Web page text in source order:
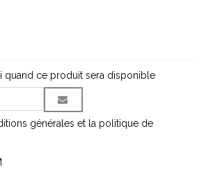
quand ce produit sera disponible
générales et la politique de